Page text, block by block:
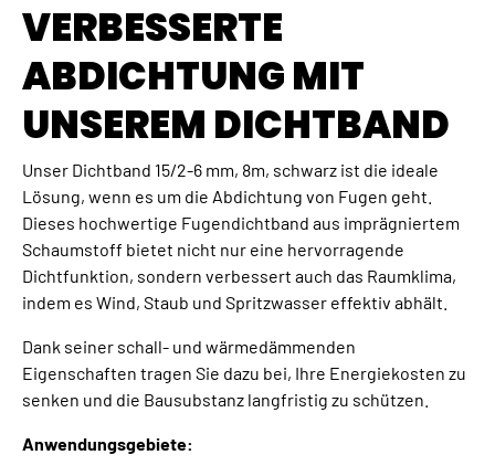
VERBESSERTE
ABDICHTUNG MIT
UNSEREM DICHTBAND
Unser Dichtband 15/2-6 mm, 8m, schwarz ist die ideale
Lösung, wenn es um die Abdichtung von Fugen geht.
Dieses hochwertige Fugendichtband aus imprägniertem
Schaumstoff bietet nicht nur eine hervorragende
Dichtfunktion, sondern verbessert auch das Raumklima,
indem es Wind, Staub und Spritzwasser effektiv abhält.
Dank seiner schall- und wärmedämmenden
Eigenschaften tragen Sie dazu bei, Ihre Energiekosten zu
senken und die Bausubstanz langfristig zu schützen.
Anwendungsgebiete: